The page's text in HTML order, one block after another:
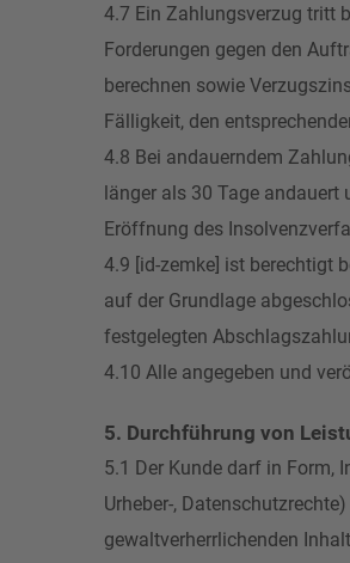
4.7 Ein Zahlungsverzug tritt
Forderungen gegen den
berechnen sowie
Fälligkeit, den
4.8 Bei andauerndem
länger als 30 Tage
Eröffnung des
4.9 [id-zemke] ist berechtigt
auf der Grundlage
festgelegten
4.10 Alle angegeben und
5. Durchführung von
5.1 Der Kunde darf in Form,
Urheber-,
gewaltverherrlichenden